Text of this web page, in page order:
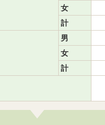
女
計
男
女
計